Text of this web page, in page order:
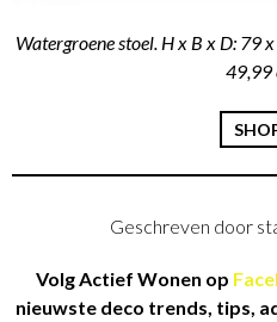
Watergroene stoel. H x B x D: 79
49,99
Geschreven door
Volg Actief Wonen op
nieuwste deco trends, tips,